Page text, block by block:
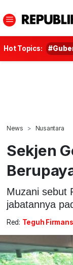
Hot Topics:
News Nusantara
Sekjen
Muzani sebut
jabatannya
Red: Teguh